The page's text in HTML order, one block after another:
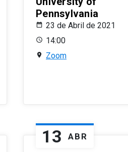
Pennsylvania
23 de Abril de 2021
14:00
Zoom
13 ABR